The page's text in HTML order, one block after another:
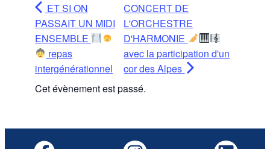
ET SI ON
PASSAIT UN MIDI
ENSEMBLE
repas
intergénérationnel
CONCERT DE
L'ORCHESTRE
D'HARMONIE
avec la participation d'un
cor des Alpes
Cet évènement est passé.